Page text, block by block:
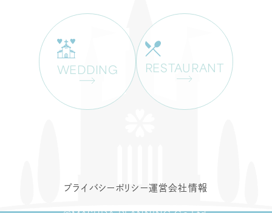
WEDDING RESTAURANT
プライバシーポリシー運営会社情報